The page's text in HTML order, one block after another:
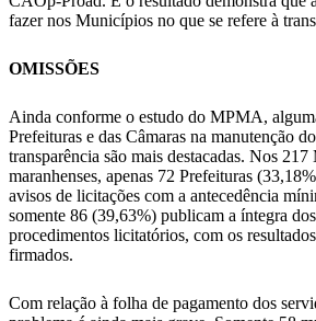
fazer nos Municípios no que se refere à
OMISSÕES
Ainda conforme o estudo do MPMA,
Prefeituras e das Câmaras na manutenção
transparência são mais destacadas. Nos
maranhenses, apenas 72 Prefeituras
avisos de licitações com a antecedência
somente 86 (39,63%) publicam a íntegra
procedimentos licitatórios, com os
firmados.
Com relação à folha de pagamento dos